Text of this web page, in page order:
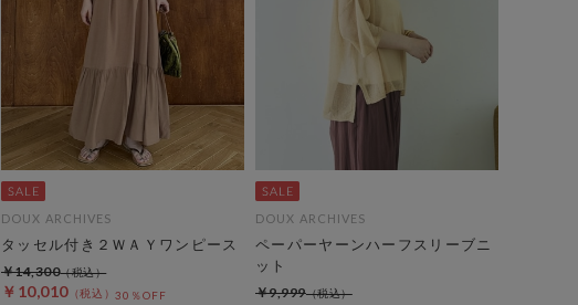
DOUX ARCHIVES
タッセル付き２ＷＡＹワンピース
￥10,010 30％OFF
￥14,300
DOUX ARCHIVES
ペーパーヤーンハーフスリーブニ
ット
￥9,999